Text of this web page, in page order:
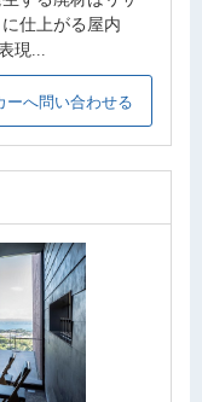
仕上がる屋内
現...
ーへ問い合わせる